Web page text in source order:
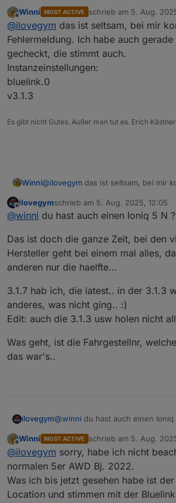
login geht, aber mit Fehlern:
bluelink.0
2025-08-05
bluelink.0
und Odometer, Location und ein
Datenpunkte werden nicht
Offline
Winni MOST ACTIVE schrieb am 5. Aug.
zuletzt editiert von
@ilovegym das ist seltsam, bei mir
Fehlermeldung. Ich habe auch
gecheckt, die stimmt auch.
Instanzeinstellungen:
bluelink.0
v3.1.3
Es gibt nicht Gutes. Außer man tut es. Erich Kästner
Winni@ilovegym das ist seltsam, bei mir
gecheckt, die stimmt auch.
Instanzeinstellungen:
v3.1.3
Offline
ilovegymschrieb am 5. Aug. 2025, 12:05
zuletzt editiert von
@winni du hast auch einen Ioniq 5 N ?
Das ist doch die ganze Zeit, bei den
Hersteller geht bei einem mal alles,
anderen nur die haelfte...
3.1.7 hab ich, die latest.. in der 3.1.3
anderes, was nicht ging.. :)
Edit: auch die 3.1.3 usw holen nicht
Was geht, ist die Fahrgestellnr,
das war's..
ilovegym@winni du hast auch einen Ioniq
Das ist doch die ganze Zeit, bei
und Hersteller geht bei einem
anderen nur die haelfte...
3.1.7 hab ich, die latest.. in der
anderes, was nicht ging.. :)
Edit: auch die 3.1.3 usw holen
Was geht, ist die Fahrgestellnr,
und das war's..
Offline
Winni MOST ACTIVE schrieb am 5. Aug.
zuletzt editiert von
@ilovegym sorry, habe ich nicht
normalen 5er AWD Bj. 2022.
Was ich bis jetzt gesehen habe ist
Location und stimmen mit der